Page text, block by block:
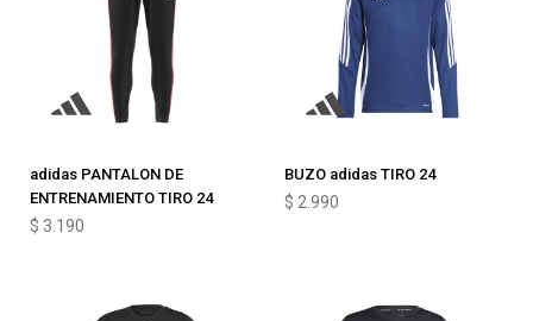
adidas PANTALON DE
ENTRENAMIENTO TIRO 24
$ 3.190
BUZO adidas TIRO 24
$ 2.990